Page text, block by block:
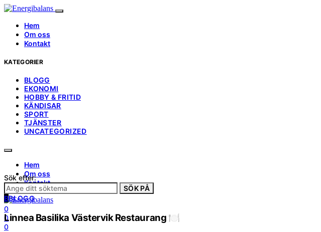
Hem
Om oss
Kontakt
KATEGORIER
BLOGG
EKONOMI
HOBBY & FRITID
KÄNDISAR
SPORT
TJÄNSTER
UNCATEGORIZED
Hem
Om oss
Kontakt
0
0
0
Sök efter:
SÖK PÅ
BBLOGG
Linnea Basilika Västervik Restaurang 🍽️